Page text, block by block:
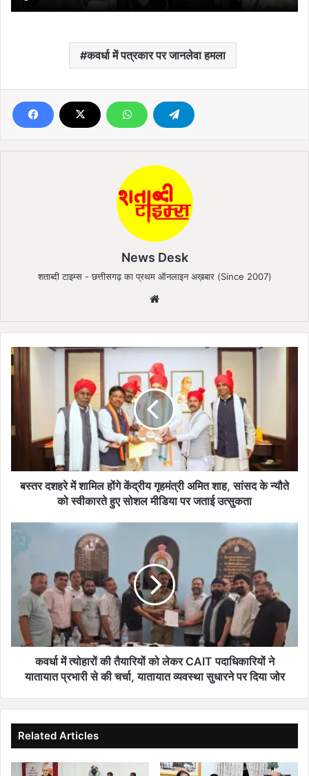
कवर्धा में पत्रकार पर जानलेवा हमला
News Desk
शताब्दी टाइम्स - छत्तीसगढ़ का प्रथम ऑनलाइन अख़बार (Since 2007)
बस्तर
दशहरे
शामिल
केंद्रीय
गृहमंत्री
शाह,
सांसद
स्वीकारते
मीडिया
जताई
उत्सुकता
बस्तर दशहरे में शामिल होंगे केंद्रीय गृहमंत्री अमित शाह, सांसद के न्यौते
को स्वीकारते हुए सोशल मीडिया पर जताई उत्सुकता
तैयारियों
को
लेकर
CAIT
पदाधिकारियों
यातायात
चर्चा,
यातायात
व्यवस्था
कवर्धा में त्योहारों की तैयारियों को लेकर CAIT पदाधिकारियों ने
यातायात प्रभारी से की चर्चा, यातायात व्यवस्था सुधारने पर दिया जोर
Related Articles